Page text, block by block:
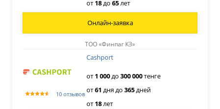
от 18до 65лет
ТОО «Финпаг КЗ»
Онлайн-заявка
10 отзывов
Cashport
от 1 000до 300000тенге
от61 днядо 365дней
от 18лет